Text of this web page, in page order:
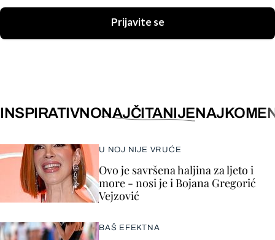
Prijavite se
INSPIRATIVNONAJČITANIJE
U NOJ NIJE VRUĆE
Ovo je savršena haljina za ljeto i
more - nosi je i Bojana Gregorić
Vejzović
BAŠ EFEKTNA